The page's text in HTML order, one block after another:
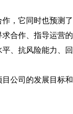
它同时也预测
作、指导运营的
、抗风险能力、
司的发展目标